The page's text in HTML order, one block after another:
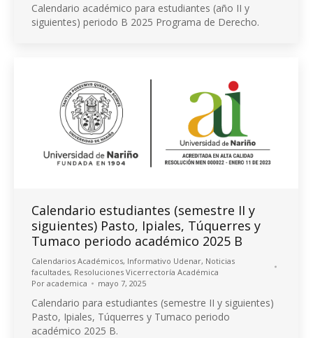
Calendario académico para estudiantes (año II y
siguientes) periodo B 2025 Programa de Derecho.
Calendario estudiantes (semestre II y
siguientes) Pasto, Ipiales, Túquerres y
Tumaco periodo académico 2025 B
Calendarios Académicos, Informativo Udenar, Noticias
facultades, Resoluciones Vicerrectoría Académica
Por academica mayo 7, 2025
Calendario para estudiantes (semestre II y siguientes)
Pasto, Ipiales, Túquerres y Tumaco periodo
académico 2025 B.